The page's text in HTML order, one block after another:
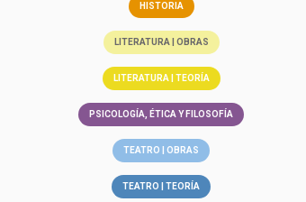
HISTORIA
LITERATURA | OBRAS
LITERATURA | TEORÍA
PSICOLOGÍA, ÉTICA Y FILOSOFÍA
TEATRO | OBRAS
TEATRO | TEORÍA